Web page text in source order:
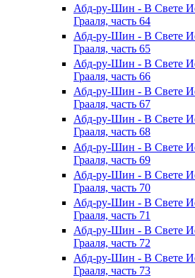
Абд-ру-Шин - В Свете
Грааля, часть 64
Абд-ру-Шин - В Свете
Грааля, часть 65
Абд-ру-Шин - В Свете
Грааля, часть 66
Абд-ру-Шин - В Свете
Грааля, часть 67
Абд-ру-Шин - В Свете
Грааля, часть 68
Абд-ру-Шин - В Свете
Грааля, часть 69
Абд-ру-Шин - В Свете
Грааля, часть 70
Абд-ру-Шин - В Свете
Грааля, часть 71
Абд-ру-Шин - В Свете
Грааля, часть 72
Абд-ру-Шин - В Свете
Грааля, часть 73